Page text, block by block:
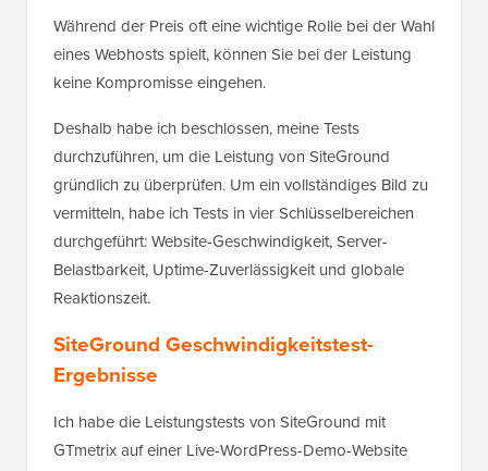
Während der Preis oft eine wichtige Rolle bei der Wahl
eines Webhosts spielt, können Sie bei der Leistung
keine Kompromisse eingehen.
Deshalb habe ich beschlossen, meine Tests
durchzuführen, um die Leistung von SiteGround
gründlich zu überprüfen. Um ein vollständiges Bild zu
vermitteln, habe ich Tests in vier Schlüsselbereichen
durchgeführt: Website-Geschwindigkeit, Server-
Belastbarkeit, Uptime-Zuverlässigkeit und globale
Reaktionszeit.
SiteGround Geschwindigkeitstest-
Ergebnisse
Ich habe die Leistungstests von SiteGround mit
GTmetrix auf einer Live-WordPress-Demo-Website